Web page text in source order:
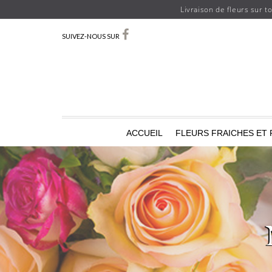
Livraison de fleurs sur
SUIVEZ-NOUS SUR
ACCUEIL FLEURS FRAICHES ET